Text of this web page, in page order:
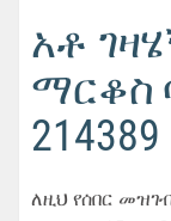
አቶ
ማርቆስ
214389
ለዚህ የሰበር